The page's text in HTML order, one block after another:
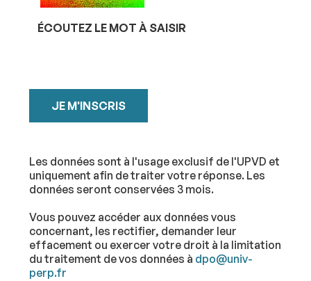
merci
vide.
ÉCOUTEZ LE MOT À SAISIR
Les données sont à l'usage exclusif de l'UPVD et
uniquement afin de traiter votre réponse. Les
données seront conservées 3 mois.
Vous pouvez accéder aux données vous
concernant, les rectifier, demander leur
effacement ou exercer votre droit à la limitation
du traitement de vos données à dpo@univ-
perp.fr